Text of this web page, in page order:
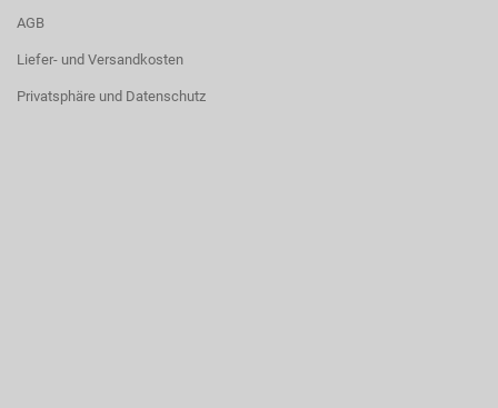
AGB
Liefer- und Versandkosten
Privatsphäre und Datenschutz